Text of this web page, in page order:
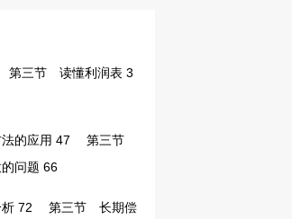
第三节 读懂利润表 3
的应用 47 第三节
问题 66
72 第三节 长期偿